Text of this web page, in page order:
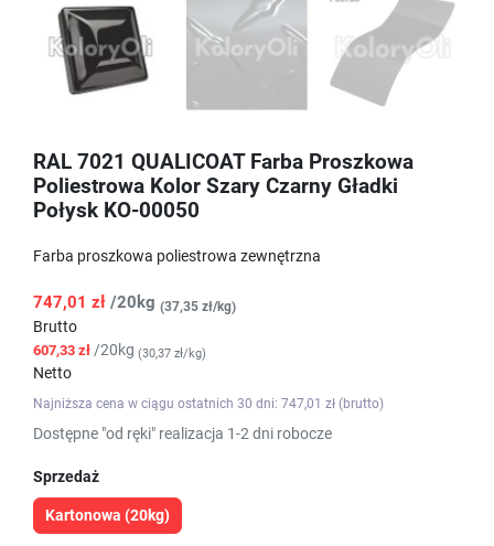
RAL 7021 QUALICOAT Farba Proszkowa
Poliestrowa Kolor Szary Czarny Gładki
Połysk KO-00050
Farba proszkowa poliestrowa zewnętrzna
747,01 zł /20kg (37,35 zł/kg)
Brutto
607,33 zł /20kg (30,37 zł/kg)
Netto
Najniższa cena w ciągu ostatnich 30 dni: 747,01 zł (brutto)
Dostępne "od ręki" realizacja 1-2 dni robocze
Sprzedaż
Kartonowa (20kg)